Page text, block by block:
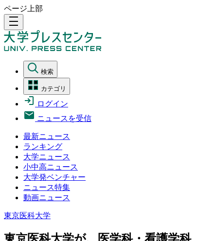
ページ上部
density_medium
検索
カテゴリ
ログイン
ニュースを受信
最新ニュース
ランキング
大学ニュース
小中高ニュース
大学発ベンチャー
ニュース特集
動画ニュース
東京医科大学